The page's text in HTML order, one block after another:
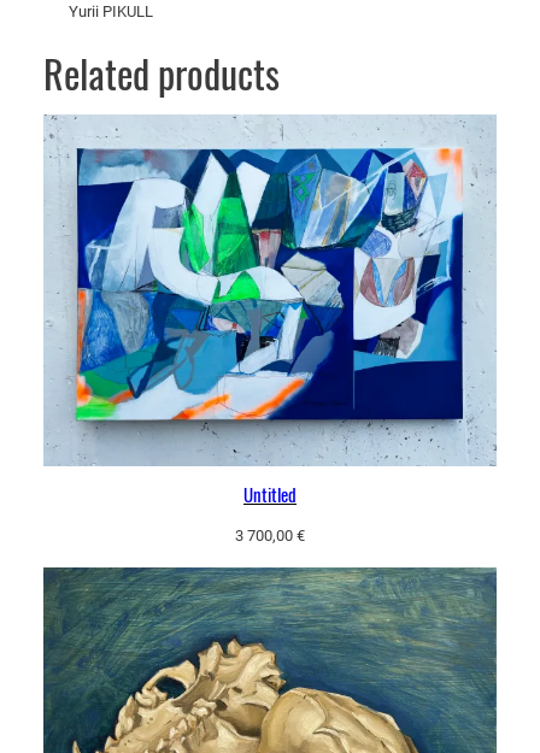
Yurii PIKULL
Related products
Untitled
3 700,00 €